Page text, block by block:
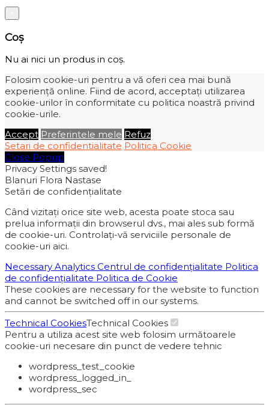
Coș
Nu ai nici un produs in coș.
Folosim cookie-uri pentru a vă oferi cea mai bună
experiență online. Fiind de acord, acceptați utilizarea
cookie-urilor în conformitate cu politica noastră privind
cookie-urile.
Accept Preferintele mele Refuz
Setari de confidentialitate Politica Cookie
Close Popup
Privacy Settings saved!
Blanuri Flora Nastase
Setări de confidențialitate
Când vizitați orice site web, acesta poate stoca sau
prelua informații din browserul dvs., mai ales sub formă
de cookie-uri. Controlați-vă serviciile personale de
cookie-uri aici.
Necessary Analytics Centrul de confidențialitate Politica
de confidențialitate Politica de Cookie
These cookies are necessary for the website to function
and cannot be switched off in our systems.
Technical CookiesTechnical Cookies
Pentru a utiliza acest site web folosim următoarele
cookie-uri necesare din punct de vedere tehnic
wordpress_test_cookie
wordpress_logged_in_
wordpress_sec